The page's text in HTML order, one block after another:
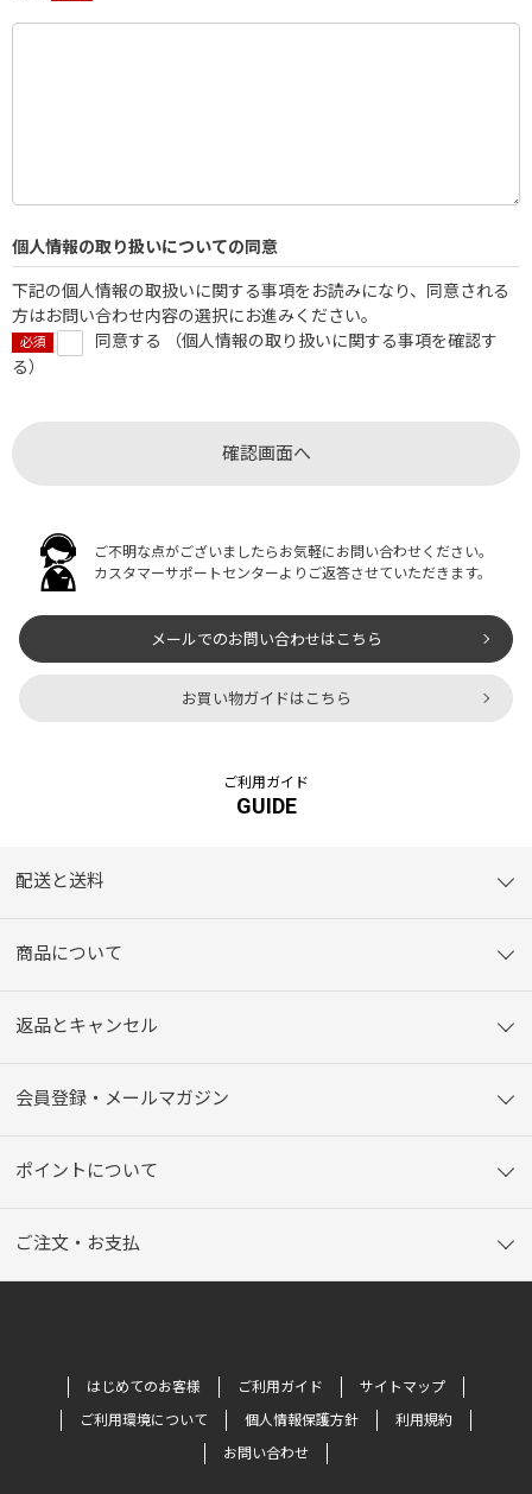
個人情報の取り扱いについての同意
下記の個人情報の取扱いに関する事項をお読みになり、同意される
方はお問い合わせ内容の選択にお進みください。
同意する （個人情報の取り扱いに関する事項を確認す
る）
ご不明な点がございましたらお気軽にお問い合わせください。
カスタマーサポートセンターよりご返答させていただきます。
メールでのお問い合わせはこちら
お買い物ガイドはこちら
ご利用ガイド
GUIDE
配送と送料
商品について
返品とキャンセル
会員登録・メールマガジン
ポイントについて
ご注文・お支払
はじめてのお客様 ご利用ガイド
サイトマップ
ご利用環境について
個人情報保護方針
利用規約
お問い合わせ